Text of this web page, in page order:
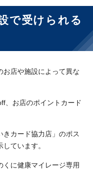
で受けられる
お店や施設によって異な
、お店のポイントカード
カード協力店」のポス
ています。
に健康マイレージ専用